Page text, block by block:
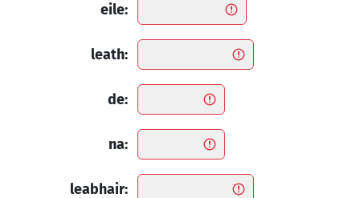
eile:
leath:
de:
na:
leabhair: